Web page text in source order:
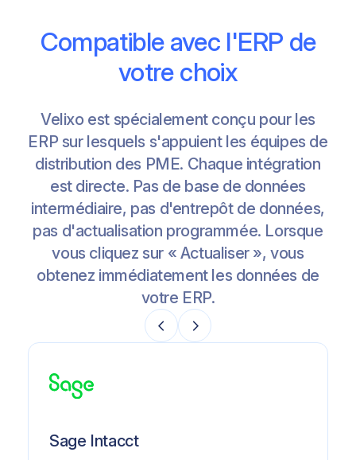
Compatible avec l'ERP de
votre choix
Velixo est spécialement conçu pour les
ERP sur lesquels s'appuient les équipes de
distribution des PME. Chaque intégration
est directe. Pas de base de données
intermédiaire, pas d'entrepôt de données,
pas d'actualisation programmée. Lorsque
vous cliquez sur « Actualiser », vous
obtenez immédiatement les données de
votre ERP.
Sage Intacct